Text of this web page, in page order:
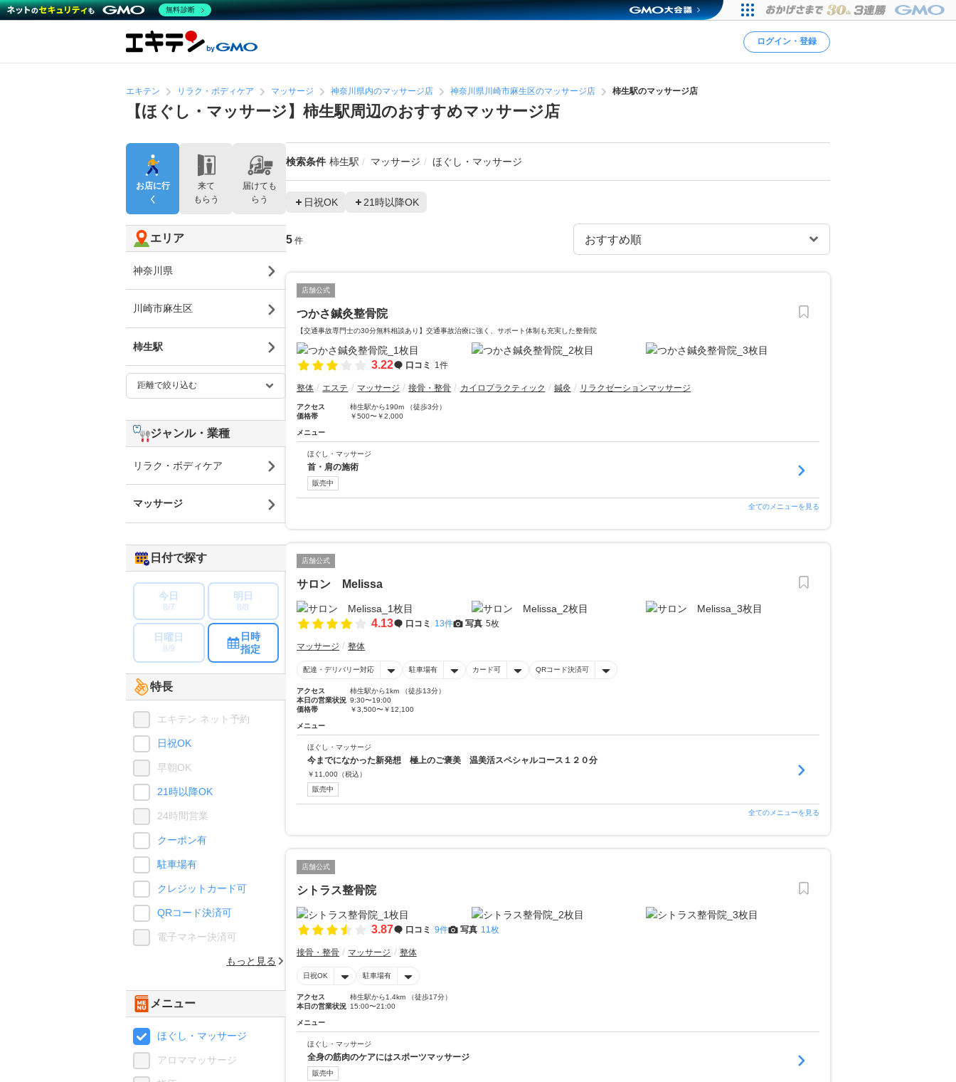
ログイン・登録
エキテン リラク・ボディケア マッサージ 神奈川県内のマッサージ店 神奈川県川崎市麻生区のマッサージ店 柿生駅のマッサージ店
【ほぐし・マッサージ】柿生駅周辺のおすすめマッサージ店
検索条件 柿生駅 マッサージ ほぐし・マッサージ
日祝OK 21時以降OK
5 件
店舗公式
つかさ鍼灸整骨院
【交通事故専門士の30分無料相談あり】交通事故治療に強く、サポート体制も充実した整骨院
3.22 口コミ 1件
整体 エステ マッサージ 接骨・整骨 カイロプラクティック 鍼灸 リラクゼーションマッサージ
アクセス
柿生駅から190m （徒歩3分）
価格帯
￥500〜￥2,000
メニュー
ほぐし・マッサージ
首・肩の施術
販売中
全てのメニューを見る
店舗公式
サロン Melissa
4.13 口コミ 13件 写真 5枚
マッサージ 整体
配達・デリバリー対応 駐車場有 カード可 QRコード決済可
アクセス
柿生駅から1km （徒歩13分）
本日の営業状況 9:30〜19:00
価格帯
￥3,500〜￥12,100
メニュー
ほぐし・マッサージ
今までになかった新発想 極上のご褒美 温美活スペシャルコース１２０分
￥ 11,000 （税込）
販売中
全てのメニューを見る
店舗公式
シトラス整骨院
3.87 口コミ 9件 写真 11枚
接骨・整骨 マッサージ 整体
日祝OK 駐車場有
アクセス
柿生駅から1.4km （徒歩17分）
本日の営業状況 15:00〜21:00
メニュー
ほぐし・マッサージ
全身の筋肉のケアにはスポーツマッサージ
販売中
お店に行
く
来て
もらう
届けても
らう
エリア
神奈川県
川崎市麻生区
柿生駅
ジャンル・業種
リラク・ボディケア
マッサージ
日付で探す
今日
8/7
明日
8/8
日曜日
8/9
日時
指定
特長
エキテン ネット予約
日祝OK
早朝OK
21時以降OK
24時間営業
クーポン有
駐車場有
クレジットカード可
QRコード決済可
電子マネー決済可
もっと見る
メニュー
ほぐし・マッサージ
アロママッサージ
無料診断